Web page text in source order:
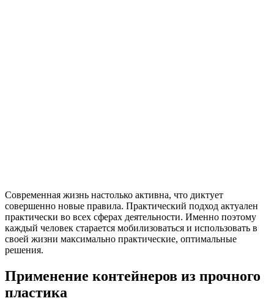
Современная жизнь настолько активна, что диктует
совершенно новые правила. Практический подход актуален
практически во всех сферах деятельности. Именно поэтому
каждый человек старается мобилизоваться и использовать в
своей жизни максимально практические, оптимальные
решения.
Применение контейнеров из прочного
пластика